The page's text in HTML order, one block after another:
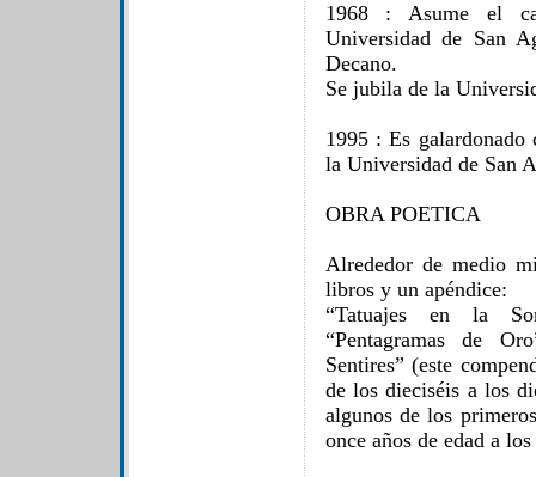
1968 : Asume el
Universidad de San
Decano.
Se jubila de la
1995 : Es
la Universidad de San
OBRA POETICA
Alrededor de medio
libros y un apéndice:
“Tatuajes en la
“Pentagramas de
Sentires” (este
de los dieciséis a los
algunos de los
once años de edad a